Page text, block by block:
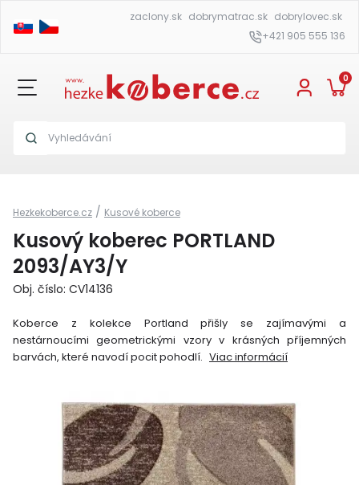
zaclony.sk dobrymatrac.sk dobrylovec.sk
+421 905 555 136
0
Hezkekoberce.cz / Kusové koberce
Kusový koberec PORTLAND
2093/AY3/Y
Obj. číslo: CV14136
Koberce z kolekce Portland přišly se zajímavými a
nestárnoucími geometrickými vzory v krásných příjemných
barvách, které navodí pocit pohodlí. Viac informácií